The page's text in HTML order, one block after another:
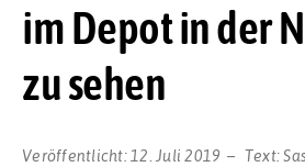
im Depot in der
zu sehen
Veröffentlicht: 12. Juli 2019 Text: